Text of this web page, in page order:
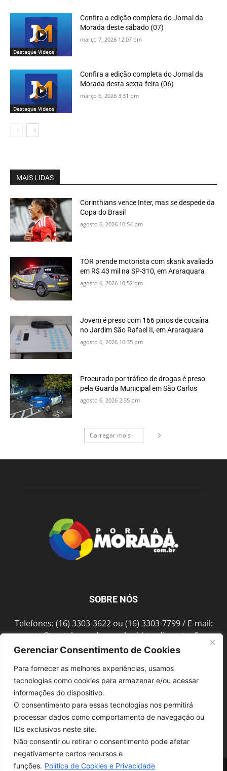
Gerenciar Consentimento de Cookies
Para fornecer as melhores experiências, usamos
tecnologias como cookies para armazenar e/ou acessar
informações do dispositivo.
O consentimento para essas tecnologias nos permitirá
processar dados como comportamento de navegação ou
IDs exclusivos neste site.
Não consentir ou retirar o consentimento pode afetar
negativamente certos recursos e
funções. Política de Cookies e Privacidade
Destaque Vídeos
Confira a edição completa do Jornal da
Morada deste sábado (07)
março 7, 2026 12:07 pm
Destaque Vídeos
Confira a edição completa do Jornal da
Morada desta sexta-feira (06)
março 6, 2026 3:31 pm
MAIS LIDAS
Corinthians vence Inter, mas se despede da
Copa do Brasil
agosto 6, 2026 10:54 pm
TOR prende motorista com skank avaliado
em R$ 43 mil na SP-310, em Araraquara
agosto 6, 2026 10:52 pm
Jovem é preso com 166 pinos de cocaína
no Jardim São Rafael II, em Araraquara
agosto 6, 2026 10:35 pm
Procurado por tráfico de drogas é preso
pela Guarda Municipal em São Carlos
agosto 6, 2026 2:35 pm
Carregar mais
SOBRE NÓS
Telefones: (16) 3303-3622 ou (16) 3303-7799 / E-mail:
contato@portalmorada.com.br/ Atendimento: Seg a
Sex das 8h às 18h / Endereço: Av. Bento de Abreu, 889
SIGA-NOS